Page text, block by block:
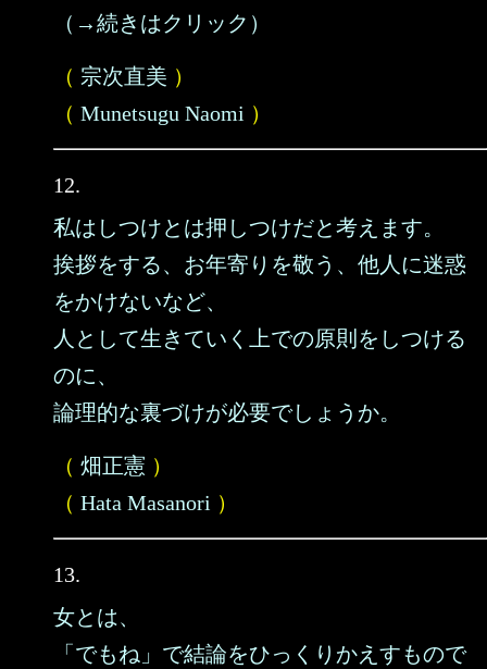
（→続きはクリック）
（ 宗次直美 ）
（ Munetsugu Naomi ）
12.
私はしつけとは押しつけだと考えます。
挨拶をする、お年寄りを敬う、他人に迷惑
をかけないなど、
人として生きていく上での原則をしつける
のに、
論理的な裏づけが必要でしょうか。
（ 畑正憲 ）
（ Hata Masanori ）
13.
女とは、
「でもね」で結論をひっくりかえすもので